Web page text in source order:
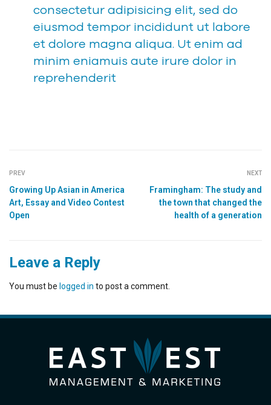
consectetur adipisicing elit, sed do
eiusmod tempor incididunt ut labore
et dolore magna aliqua. Ut enim ad
minim eniamuis aute irure dolor in
reprehenderit
PREV
Growing Up Asian in America
Art, Essay and Video Contest
Open
NEXT
Framingham: The study and
the town that changed the
health of a generation
Leave a Reply
You must be logged in to post a comment.